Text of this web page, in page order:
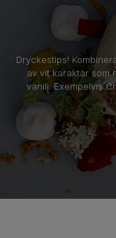
Dryckestips!
av vit karaktär som
vanilj. Exempelvis